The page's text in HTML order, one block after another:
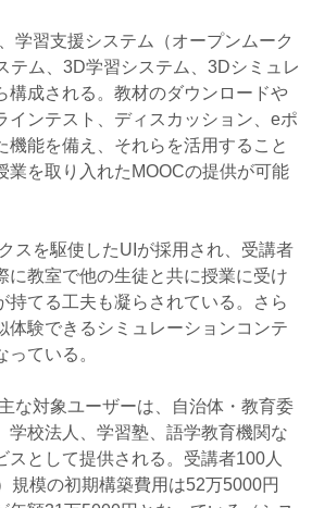
学習支援システム（オープンムーク
テム、3D学習システム、3Dシミュレ
構成される。教材のダウンロードや
インテスト、ディスカッション、eポ
機能を備え、それらを活用すること
業を取り入れたMOOCの提供が可能
スを駆使したUIが採用され、受講者
に教室で他の生徒と共に授業に受け
持てる工夫も凝らされている。さら
体験できるシミュレーションコンテ
ている。
な対象ユーザーは、自治体・教育委
学校法人、学習塾、語学教育機関な
スとして提供される。受講者100人
規模の初期構築費用は52万5000円